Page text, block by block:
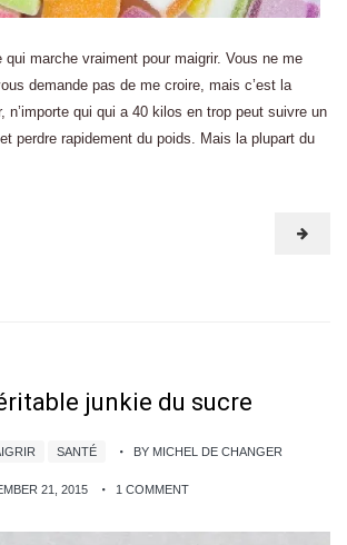
qui marche vraiment pour maigrir. Vous ne me
demande pas de me croire, mais c’est la
n’importe qui qui a 40 kilos en trop peut suivre un
perdre rapidement du poids. Mais la plupart du
junkie du sucre
SANTÉ BY MICHEL DE CHANGER
21, 2015 1 COMMENT